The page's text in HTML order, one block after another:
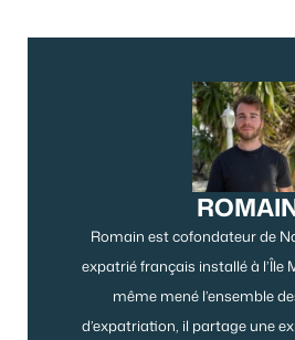
Romain est cofondateur de
expatrié français installé à l’Île
même mené l’ensemble
d’expatriation, il partage une